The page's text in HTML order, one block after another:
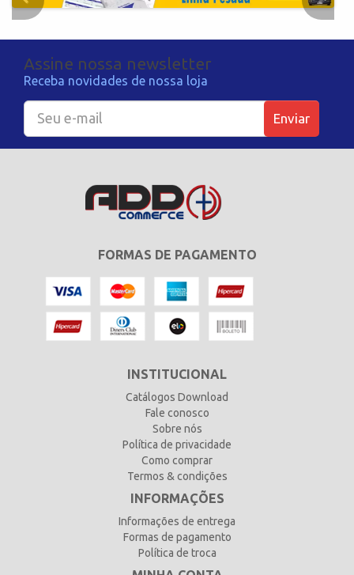
Assine nossa newsletter
Receba novidades de nossa loja
Enviar
FORMAS DE PAGAMENTO
INSTITUCIONAL
Catálogos Download
Fale conosco
Sobre nós
Política de privacidade
Como comprar
Termos & condições
INFORMAÇÕES
Informações de entrega
Formas de pagamento
Política de troca